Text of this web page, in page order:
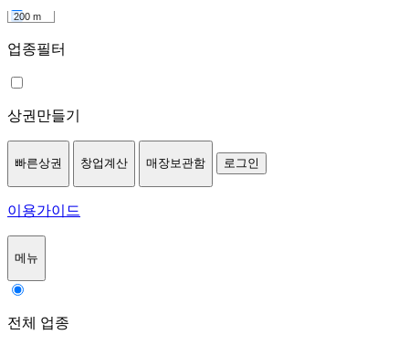
200 m
업종필터
상권만들기
빠른상권 창업계산 매장보관함 로그인
이용가이드
메뉴
전체 업종